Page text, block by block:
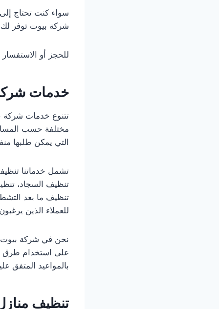
سواء كنت تحتاج
شركة بيوت توفر
للحجز أو
خدمات
تتنوع خدمات شركة
مختلفة حسب
التي يمكن طلبها
تشمل خدماتنا
تنظيف السجاد،
تنظيف ما بعد
للعملاء الذين
نحن في شركة بيوت
على استخدام طرق
بالمواعيد المتفق
تنظيف